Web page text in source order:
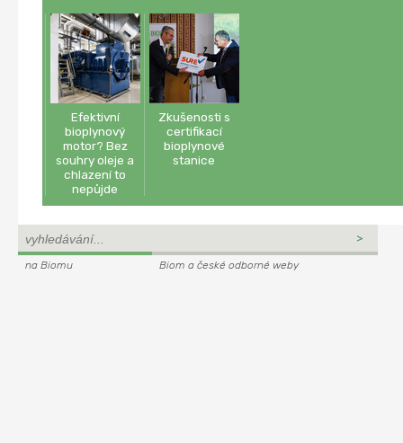
Efektivní
bioplynový
motor? Bez
souhry oleje a
chlazení to
nepůjde
Zkušenosti s
certifikací
bioplynové
stanice
na Biomu Biom a české odborné weby